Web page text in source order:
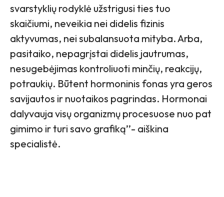
svarstyklių rodyklė užstrigusi ties tuo
skaičiumi, neveikia nei didelis fizinis
aktyvumas, nei subalansuota mityba. Arba,
pasitaiko, nepagrįstai didelis jautrumas,
nesugebėjimas kontroliuoti minčių, reakcijų,
potraukių. Būtent hormoninis fonas yra geros
savijautos ir nuotaikos pagrindas. Hormonai
dalyvauja visų organizmų procesuose nuo pat
gimimo ir turi savo grafiką’’- aiškina
specialistė.